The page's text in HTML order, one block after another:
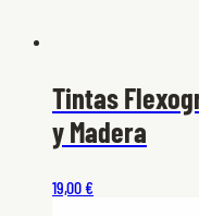
Tintas
y Madera
19,00 €